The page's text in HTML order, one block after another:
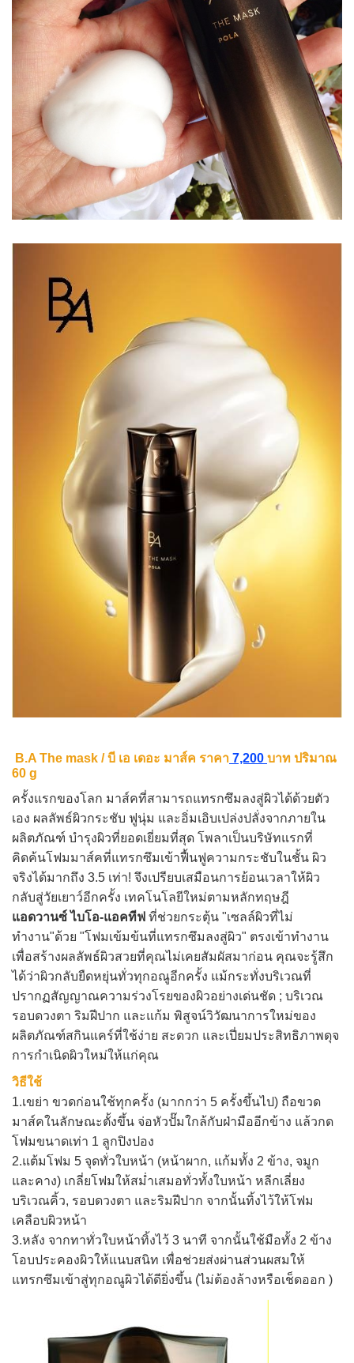
B.A The mask / บี เอ เดอะ มาส์ค ราคา 7,200 บาท ปริมาณ
60 g
ครั้งแรกของโลก มาส์คที่สามารถแทรกซึมลงสู่ผิวได้ด้วยตัว
เอง ผลลัพธ์ผิวกระชับ ฟูนุ่ม และอิ่มเอิบเปล่งปลั่งจากภายใน
ผลิตภัณฑ์ บำรุงผิวที่ยอดเยี่ยมที่สุด โพลาเป็นบริษัทแรกที่
คิดค้นโฟมมาส์คที่แทรกซึมเข้าฟื้นฟูความกระชับในชั้น ผิว
จริงได้มากถึง 3.5 เท่า! จึงเปรียบเสมือนการย้อนเวลาให้ผิว
กลับสู่วัยเยาว์อีกครั้ง เทคโนโลยีใหม่ตามหลักทฤษฎี
แอดวานซ์ ไบโอ-แอคทีฟ ที่ช่วยกระตุ้น "เซลล์ผิวที่ไม่
ทำงาน"ด้วย "โฟมเข้มข้นที่แทรกซึมลงสู่ผิว" ตรงเข้าทำงาน
เพื่อสร้างผลลัพธ์ผิวสวยที่คุณไม่เคยสัมผัสมาก่อน คุณจะรู้สึก
ได้ว่าผิวกลับยืดหยุ่นทั่วทุกอณูอีกครั้ง แม้กระทั่งบริเวณที่
ปรากฏสัญญาณความร่วงโรยของผิวอย่างเด่นชัด ; บริเวณ
รอบดวงตา ริมฝีปาก และแก้ม พิสูจน์วิวัฒนาการใหม่ของ
ผลิตภัณฑ์สกินแคร์ที่ใช้ง่าย สะดวก และเปี่ยมประสิทธิภาพดุจ
การกำเนิดผิวใหม่ให้แก่คุณ
วิธีใช้
1.เขย่า ขวดก่อนใช้ทุกครั้ง (มากกว่า 5 ครั้งขึ้นไป) ถือขวด
มาส์คในลักษณะตั้งขึ้น จ่อหัวปั๊มใกล้กับฝ่ามืออีกข้าง แล้วกด
โฟมขนาดเท่า 1 ลูกปิงปอง
2.แต้มโฟม 5 จุดทั่วใบหน้า (หน้าผาก, แก้มทั้ง 2 ข้าง, จมูก
และคาง) เกลี่ยโฟมให้สม่ำเสมอทั่วทั้งใบหน้า หลีกเลี่ยง
บริเวณคิ้ว, รอบดวงตา และริมฝีปาก จากนั้นทิ้งไว้ให้โฟม
เคลือบผิวหน้า
3.หลัง จากทาทั่วใบหน้าทิ้งไว้ 3 นาที จากนั้นใช้มือทั้ง 2 ข้าง
โอบประคองผิวให้แนบสนิท เพื่อช่วยส่งผ่านส่วนผสมให้
แทรกซึมเข้าสู่ทุกอณูผิวได้ดียิ่งขึ้น (ไม่ต้องล้างหรือเช็ดออก )